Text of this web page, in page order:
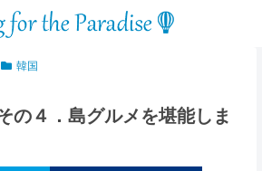
韓国
の４．島グルメを堪能しま